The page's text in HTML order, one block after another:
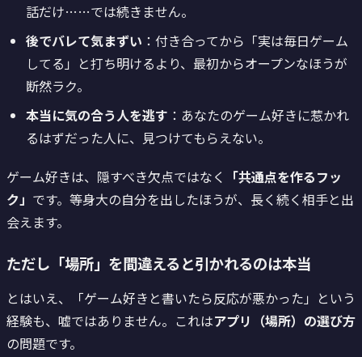
話だけ……では続きません。
後でバレて気まずい ：付き合ってから「実は毎日ゲーム
してる」と打ち明けるより、最初からオープンなほうが
断然ラク。
本当に気の合う人を逃す ：あなたのゲーム好きに惹かれ
るはずだった人に、見つけてもらえない。
ゲーム好きは、隠すべき欠点ではなく 「共通点を作るフッ
ク」 です。等身大の自分を出したほうが、長く続く相手と出
会えます。
ただし「場所」を間違えると引かれるのは本当
とはいえ、「ゲーム好きと書いたら反応が悪かった」という
経験も、嘘ではありません。これはアプリ（場所）の選び方
の問題です。